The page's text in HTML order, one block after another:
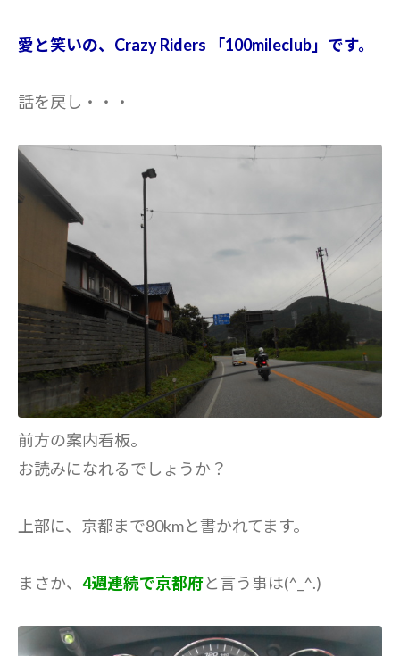
愛と笑いの、Crazy Riders 「100mileclub」です。
話を戻し・・・
前方の案内看板。
お読みになれるでしょうか？
上部に、京都まで80kmと書かれてます。
まさか、 4週連続で京都府と言う事は(^_^.)